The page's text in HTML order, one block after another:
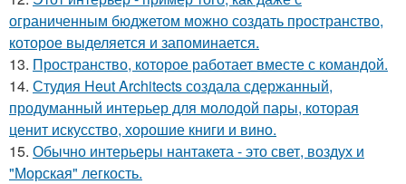
ограниченным бюджетом можно создать пространство,
которое выделяется и запоминается.
13. Пространство, которое работает вместе с командой.
14. Студия Heut Architects создала сдержанный,
продуманный интерьер для молодой пары, которая
ценит искусство, хорошие книги и вино.
15. Обычно интерьеры нантакета - это свет, воздух и
"Морская" легкость.